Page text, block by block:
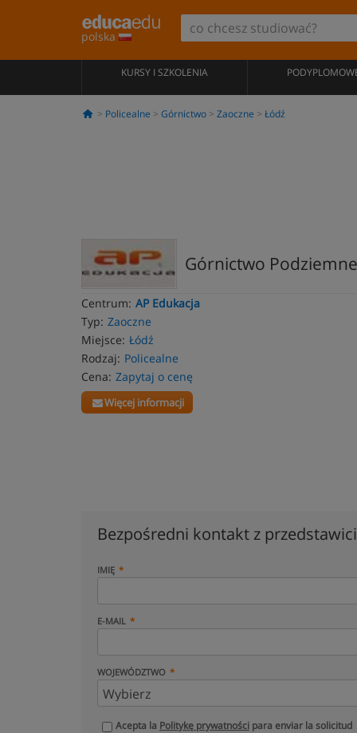
polska
KURSY I SZKOLENIA
Policealne Górnictwo Zaoczne Łódź
Górnictwo
Centrum: AP Edukacja
Typ: Zaoczne
Miejsce: Łódź
Rodzaj: Policealne
Cena: Zapytaj o cenę
Więcej informacji
Bezpośredni kontakt z
IMIĘ
E-MAIL
WOJEWÓDZTWO
Acepta la Politykę prywatności para enviar la solicitud